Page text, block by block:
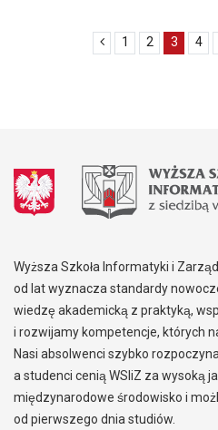
1 2 3 4
Wyższa Szkoła Informatyki i
od lat wyznacza standardy
wiedzę akademicką z praktyką,
i rozwijamy kompetencje, których
Nasi absolwenci szybko
a studenci cenią WSIiZ za wysoką
międzynarodowe środowisko i
od pierwszego dnia studiów.